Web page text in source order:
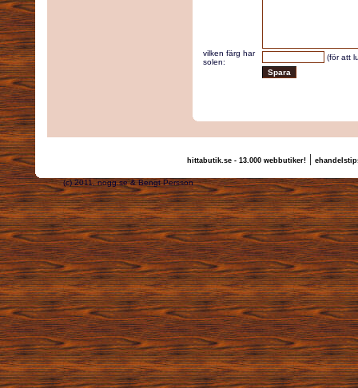
vilken färg har
solen:
(för att
hittabutik.se - 13.000 webbutiker!|
(c) 2011, nogg.se & Bengt Persson